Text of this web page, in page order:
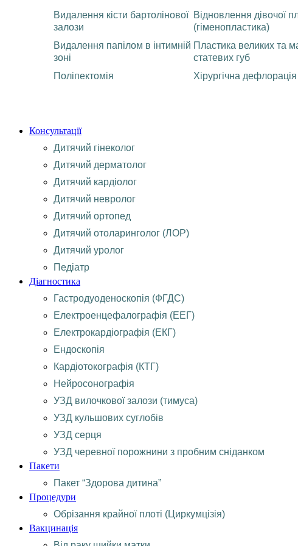
Видалення кісти бартолінової
залози
Видалення папілом в інтимній
зоні
Поліпектомія
Відновлення дівочої
(гіменопластика)
Пластика великих та
статевих губ
Хірургічна дефлорація
Консультації
Дитячий гінеколог
Дитячий дерматолог
Дитячий кардіолог
Дитячий невролог
Дитячий ортопед
Дитячий отоларинголог (ЛОР)
Дитячий уролог
Педіатр
Діагностика
Гастродуоденоскопія (ФГДС)
Електроенцефалографія (ЕЕГ)
Електрокардіографія (ЕКГ)
Ендоскопія
Кардіотокографія (КТГ)
Нейросонографія
УЗД вилочкової залози (тимуса)
УЗД кульшових суглобів
УЗД серця
УЗД черевної порожнини з пробним сніданком
Пакети
Пакет “Здорова дитина”
Процедури
Обрізання крайної плоті (Циркумцізія)
Вакцинація